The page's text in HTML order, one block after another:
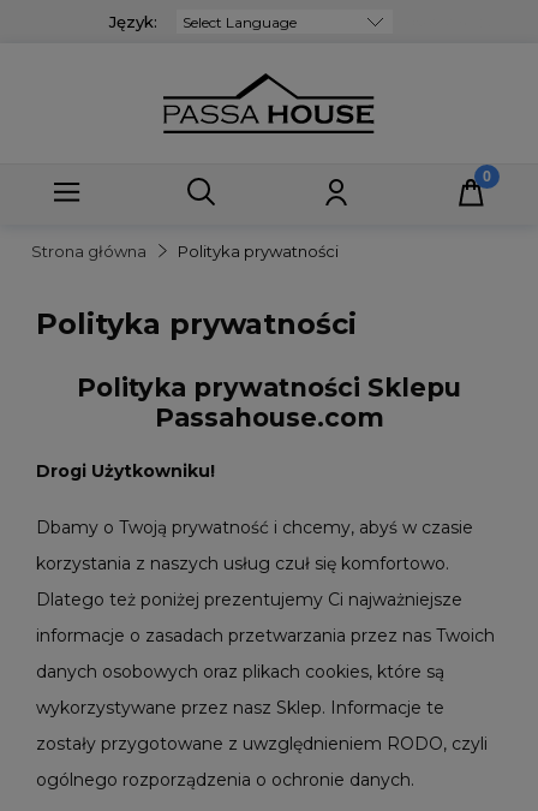
Język:
Strona główna Polityka prywatności
Polityka prywatności
Polityka prywatności Sklepu
Passahouse.com
Drogi Użytkowniku!
Dbamy o Twoją prywatność i chcemy, abyś w czasie
korzystania z naszych usług czuł się komfortowo.
Dlatego też poniżej prezentujemy Ci najważniejsze
informacje o zasadach przetwarzania przez nas Twoich
danych osobowych oraz plikach cookies, które są
wykorzystywane przez nasz Sklep. Informacje te
zostały przygotowane z uwzględnieniem RODO, czyli
ogólnego rozporządzenia o ochronie danych.